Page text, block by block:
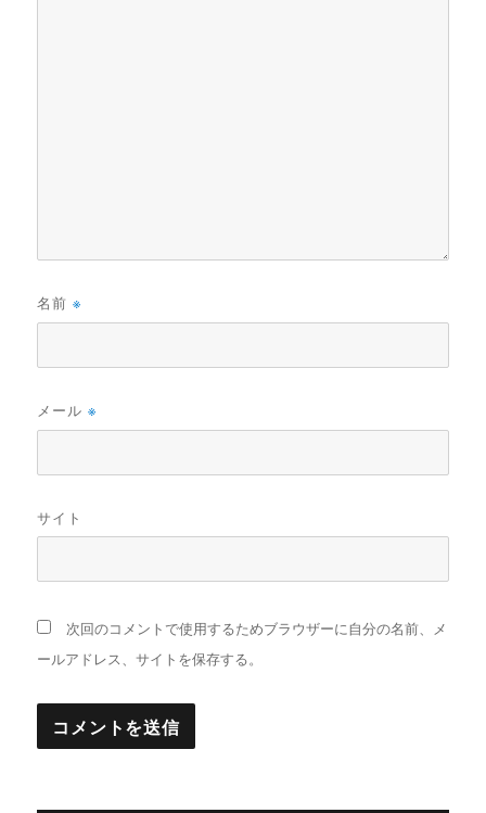
名前※
メール※
サイト
次回のコメントで使用するためブラウザーに自分の名前、メ
ールアドレス、サイトを保存する。